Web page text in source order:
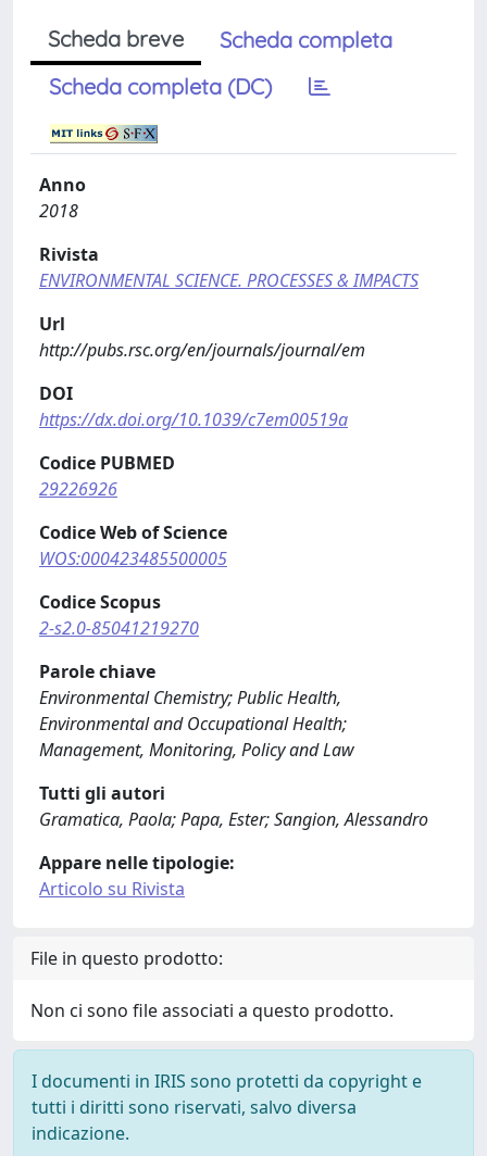
Scheda breve
Scheda completa
Scheda completa (DC)
Anno
2018
Rivista
ENVIRONMENTAL SCIENCE. PROCESSES & IMPACTS
Url
http://pubs.rsc.org/en/journals/journal/em
DOI
https://dx.doi.org/10.1039/c7em00519a
Codice PUBMED
29226926
Codice Web of Science
WOS:000423485500005
Codice Scopus
2-s2.0-85041219270
Parole chiave
Environmental Chemistry; Public Health,
Environmental and Occupational Health;
Management, Monitoring, Policy and Law
Tutti gli autori
Gramatica, Paola; Papa, Ester; Sangion, Alessandro
Appare nelle tipologie:
Articolo su Rivista
File in questo prodotto:
Non ci sono file associati a questo prodotto.
I documenti in IRIS sono protetti da copyright e
tutti i diritti sono riservati, salvo diversa
indicazione.